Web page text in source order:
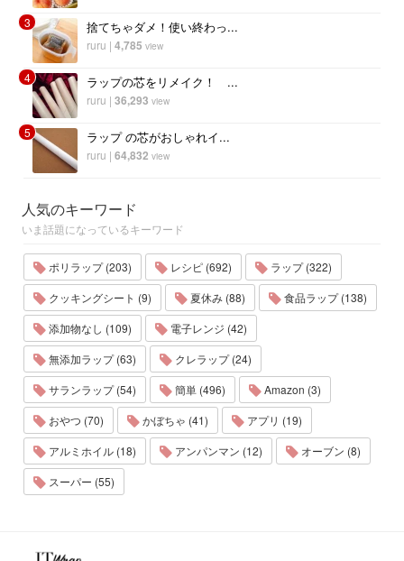
3 捨てちゃダメ！使い終わっ...
ruru | 4,785 view
4 ラップの芯をリメイク！ ...
ruru | 36,293 view
5 ラップ の芯がおしゃれイ...
ruru | 64,832 view
人気のキーワード
いま話題になっているキーワード
ポリラップ (203) レシピ (692)
ラップ (322)
クッキングシート (9)
夏休み (88)
食品ラップ (138)
添加物なし (109)
電子レンジ (42)
無添加ラップ (63)
クレラップ (24)
サランラップ (54)
簡単 (496)
Amazon (3)
おやつ (70)
かぼちゃ (41)
アプリ (19)
アルミホイル (18)
アンパンマン (12)
オーブン (8)
スーパー (55)